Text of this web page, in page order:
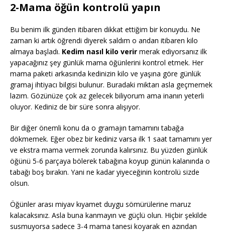
2-Mama öğün kontrolü yapın
Bu benim ilk günden itibaren dikkat ettiğim bir konuydu. Ne
zaman ki artık öğrendi diyerek saldım o andan itibaren kilo
almaya başladı. Kedim nasıl kilo verir merak ediyorsanız ilk
yapacağınız şey günlük mama öğünlerini kontrol etmek. Her
mama paketi arkasında kedinizin kilo ve yaşına göre günlük
gramaj ihtiyacı bilgisi bulunur. Buradaki miktarı asla geçmemek
lazım. Gözünüze çok az gelecek biliyorum ama inanın yeterli
oluyor. Kediniz de bir süre sonra alışıyor.
Bir diğer önemli konu da o gramajın tamamını tabağa
dökmemek. Eğer obez bir kediniz varsa ilk 1 saat tamamını yer
ve ekstra mama vermek zorunda kalırsınız. Bu yüzden günlük
öğünü 5-6 parçaya bölerek tabağına koyup günün kalanında o
tabağı boş bırakın. Yani ne kadar yiyeceğinin kontrolü sizde
olsun.
Öğünler arası miyav kıyamet duygu sömürülerine maruz
kalacaksınız. Asla buna kanmayın ve güçlü olun. Hiçbir şekilde
susmuyorsa sadece 3-4 mama tanesi koyarak en azından